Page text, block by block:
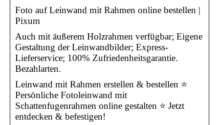
Foto auf Leinwand mit Rahmen online bestellen |
Pixum
Auch mit äußerem Holzrahmen verfügbar; Eigene
Gestaltung der Leinwandbilder; Express-
Lieferservice; 100% Zufriedenheitsgarantie.
Bezahlarten.
Leinwand mit Rahmen erstellen & bestellen ⭐
Persönliche Fotoleinwand mit
Schattenfugenrahmen online gestalten ⭐ Jetzt
entdecken & befestigen!